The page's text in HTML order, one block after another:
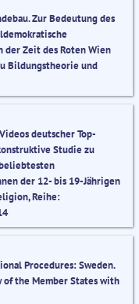
Zur Bedeutung des
Zeit des Roten Wien
Bildungstheorie und
deutscher Top-
Studie zu
der 12- bis 19-Jährigen
Reihe:
Procedures: Sweden.
of the Member States with